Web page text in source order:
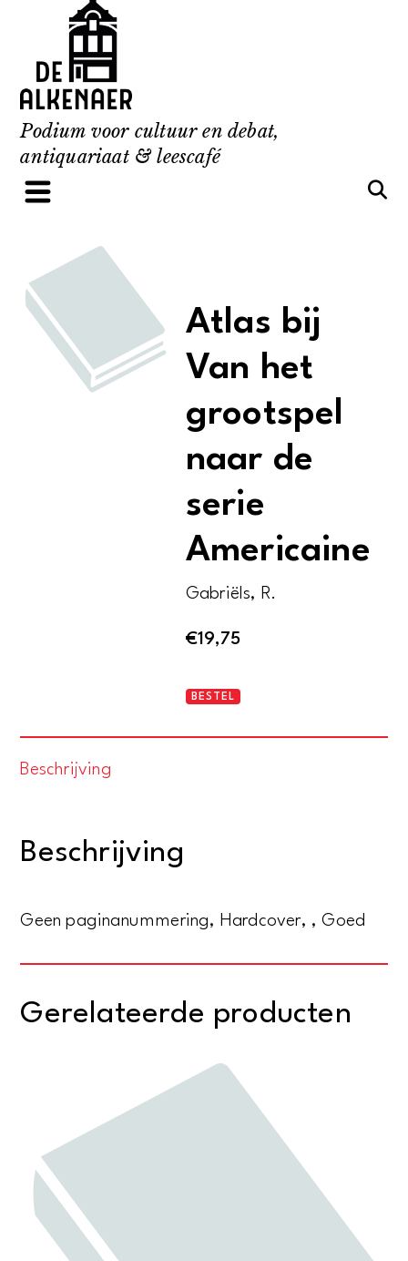
content
Podium voor cultuur en debat,
antiquariaat & leescafé
Atlas bij
Van het
grootspel
naar de
serie
Americaine
Gabriëls, R.
€19,75
Atlas
aantal
BESTEL
Beschrijving
Beschrijving
Geen paginanummering, Hardcover, , Goed
Gerelateerde producten